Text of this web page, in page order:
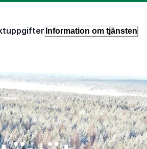
Information om tjänsten